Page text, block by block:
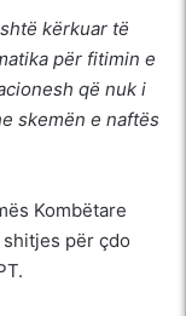
kërkuar të
për fitimin e
që nuk i
skemën e naftës
Kombëtare
për çdo